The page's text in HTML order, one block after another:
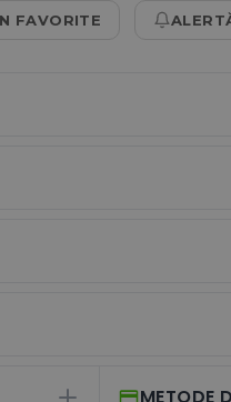
FAVORITE
METODE